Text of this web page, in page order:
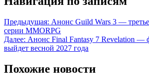
Предыдущая: Анонс Guild Wars 3 —
серии MMORPG
Далее: Анонс Final Fantasy 7 Revelation —
выйдет весной 2027 года
Похожие новости